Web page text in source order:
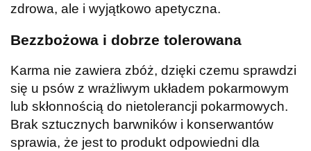
zdrowa, ale i wyjątkowo apetyczna.
Bezzbożowa i dobrze tolerowana
Karma nie zawiera zbóż, dzięki czemu sprawdzi
się u psów z wrażliwym układem pokarmowym
lub skłonnością do nietolerancji pokarmowych.
Brak sztucznych barwników i konserwantów
sprawia, że jest to produkt odpowiedni dla